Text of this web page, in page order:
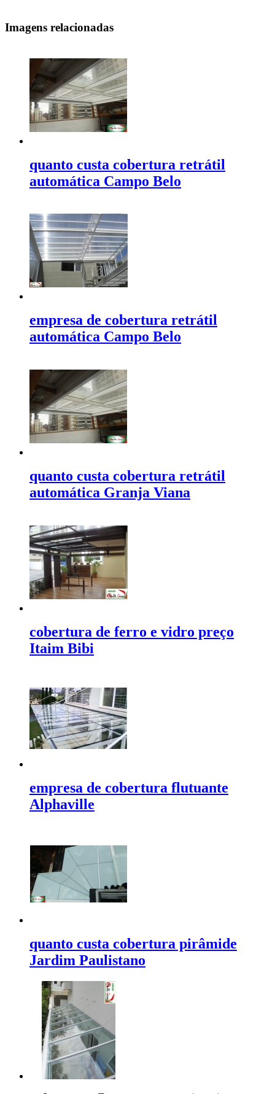
Imagens relacionadas
quanto custa cobertura retrátil
automática Campo Belo
empresa de cobertura retrátil
automática Campo Belo
quanto custa cobertura retrátil
automática Granja Viana
cobertura de ferro e vidro preço
Itaim Bibi
empresa de cobertura flutuante
Alphaville
quanto custa cobertura pirâmide
Jardim Paulistano